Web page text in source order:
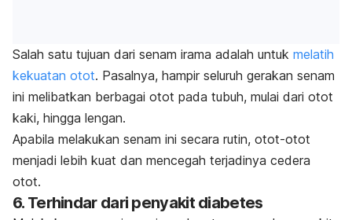
Salah satu tujuan dari senam irama adalah untuk melatih
kekuatan otot. Pasalnya, hampir seluruh gerakan senam
ini melibatkan berbagai otot pada tubuh, mulai dari otot
kaki, hingga lengan.
Apabila melakukan senam ini secara rutin, otot-otot
menjadi lebih kuat dan mencegah terjadinya cedera
otot.
6. Terhindar dari penyakit diabetes